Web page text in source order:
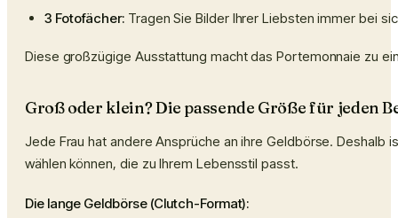
3 Fotofächer: Tragen Sie Bilder Ihrer Liebsten immer bei
Diese großzügige Ausstattung macht das Portemonnaie zu
Groß oder klein? Die passende Größe für jeden
Jede Frau hat andere Ansprüche an ihre Geldbörse. Deshalb
wählen können, die zu Ihrem Lebensstil passt.
Die lange Geldbörse (Clutch-Format):